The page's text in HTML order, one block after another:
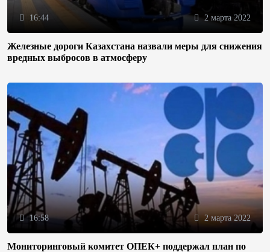
16:44 2 марта 2022
Железные дороги Казахстана назвали меры для снижения
вредных выбросов в атмосферу
16:58 2 марта 2022
Мониторинговый комитет ОПЕК+ поддержал план по